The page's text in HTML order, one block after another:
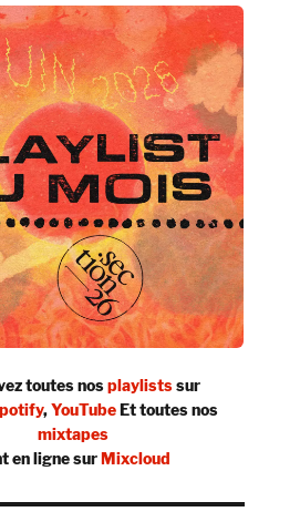
toutes nosplaylistssur
,YouTubeEt toutes nos
mixtapes
en ligne surMixcloud